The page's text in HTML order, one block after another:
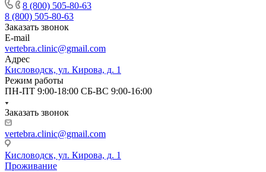
8 (800) 505-80-63
8 (800) 505-80-63
Заказать звонок
E-mail
vertebra.clinic@gmail.com
Адрес
Кисловодск, ул. Кирова, д. 1
Режим работы
ПН-ПТ 9:00-18:00 СБ-ВС 9:00-16:00
Заказать звонок
vertebra.clinic@gmail.com
Кисловодск, ул. Кирова, д. 1
Проживание